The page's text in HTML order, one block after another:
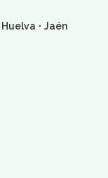
Huelva · Jaén